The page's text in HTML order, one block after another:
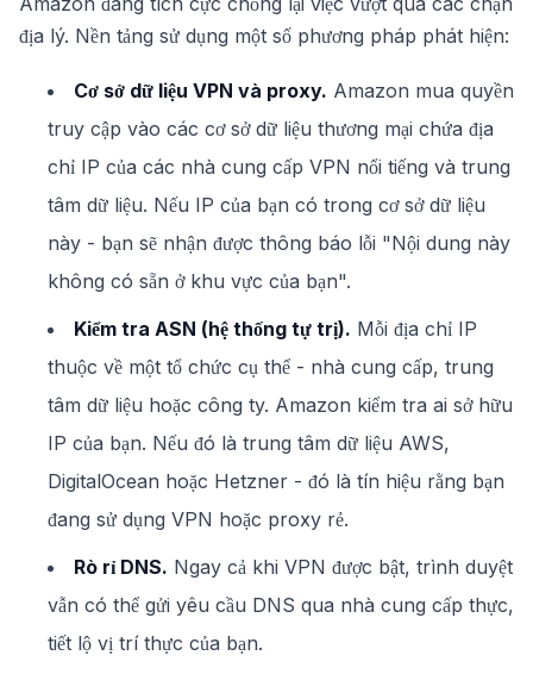
địa lý. Nền tảng sử dụng một số phương pháp phát hiện:
Cơ sở dữ liệu VPN và proxy. Amazon mua quyền
truy cập vào các cơ sở dữ liệu thương mại chứa địa
chỉ IP của các nhà cung cấp VPN nổi tiếng và trung
tâm dữ liệu. Nếu IP của bạn có trong cơ sở dữ liệu
này - bạn sẽ nhận được thông báo lỗi "Nội dung này
không có sẵn ở khu vực của bạn".
Kiểm tra ASN (hệ thống tự trị). Mỗi địa chỉ IP
thuộc về một tổ chức cụ thể - nhà cung cấp, trung
tâm dữ liệu hoặc công ty. Amazon kiểm tra ai sở hữu
IP của bạn. Nếu đó là trung tâm dữ liệu AWS,
DigitalOcean hoặc Hetzner - đó là tín hiệu rằng bạn
đang sử dụng VPN hoặc proxy rẻ.
Rò rỉ DNS. Ngay cả khi VPN được bật, trình duyệt
vẫn có thể gửi yêu cầu DNS qua nhà cung cấp thực,
tiết lộ vị trí thực của bạn.